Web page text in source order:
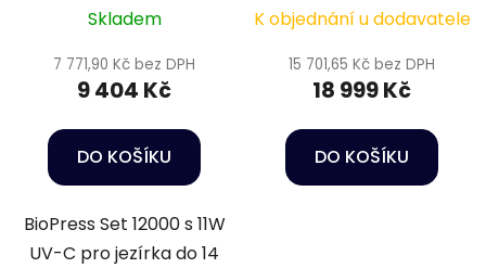
Skladem
7 771,90 Kč bez DPH
9 404 Kč
DO KOŠÍKU
BioPress Set 12000 s 11W
UV-C pro jezírka do 14
K objednání u dodavatele
15 701,65 Kč bez DPH
18 999 Kč
DO KOŠÍKU